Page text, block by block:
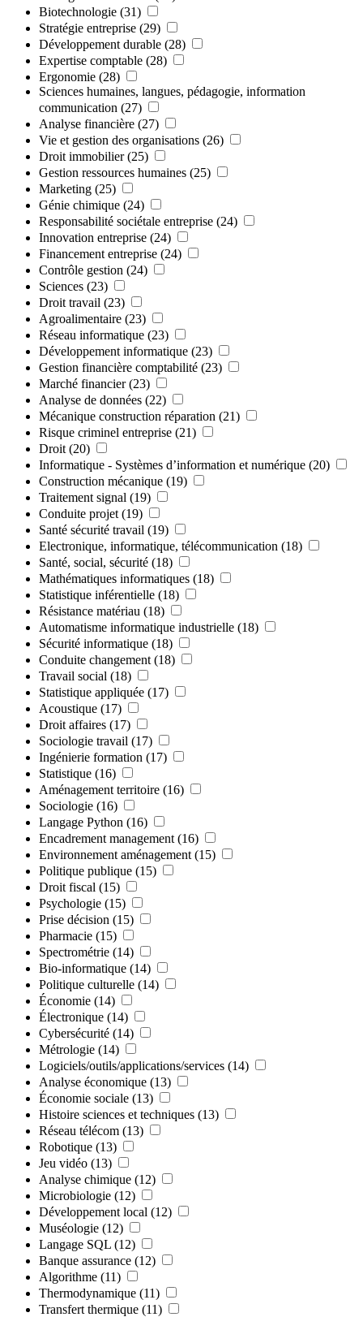
Biotechnologie (31)
Stratégie entreprise (29)
Développement durable (28)
Expertise comptable (28)
Ergonomie (28)
Sciences humaines, langues, pédagogie, information
communication (27)
Analyse financière (27)
Vie et gestion des organisations (26)
Droit immobilier (25)
Gestion ressources humaines (25)
Marketing (25)
Génie chimique (24)
Responsabilité sociétale entreprise (24)
Innovation entreprise (24)
Financement entreprise (24)
Contrôle gestion (24)
Sciences (23)
Droit travail (23)
Agroalimentaire (23)
Réseau informatique (23)
Développement informatique (23)
Gestion financière comptabilité (23)
Marché financier (23)
Analyse de données (22)
Mécanique construction réparation (21)
Risque criminel entreprise (21)
Droit (20)
Informatique - Systèmes d’information et numérique (20)
Construction mécanique (19)
Traitement signal (19)
Conduite projet (19)
Santé sécurité travail (19)
Electronique, informatique, télécommunication (18)
Santé, social, sécurité (18)
Mathématiques informatiques (18)
Statistique inférentielle (18)
Résistance matériau (18)
Automatisme informatique industrielle (18)
Sécurité informatique (18)
Conduite changement (18)
Travail social (18)
Statistique appliquée (17)
Acoustique (17)
Droit affaires (17)
Sociologie travail (17)
Ingénierie formation (17)
Statistique (16)
Aménagement territoire (16)
Sociologie (16)
Langage Python (16)
Encadrement management (16)
Environnement aménagement (15)
Politique publique (15)
Droit fiscal (15)
Psychologie (15)
Prise décision (15)
Pharmacie (15)
Spectrométrie (14)
Bio-informatique (14)
Politique culturelle (14)
Économie (14)
Électronique (14)
Cybersécurité (14)
Métrologie (14)
Logiciels/outils/applications/services (14)
Analyse économique (13)
Économie sociale (13)
Histoire sciences et techniques (13)
Réseau télécom (13)
Robotique (13)
Jeu vidéo (13)
Analyse chimique (12)
Microbiologie (12)
Développement local (12)
Muséologie (12)
Langage SQL (12)
Banque assurance (12)
Algorithme (11)
Thermodynamique (11)
Transfert thermique (11)